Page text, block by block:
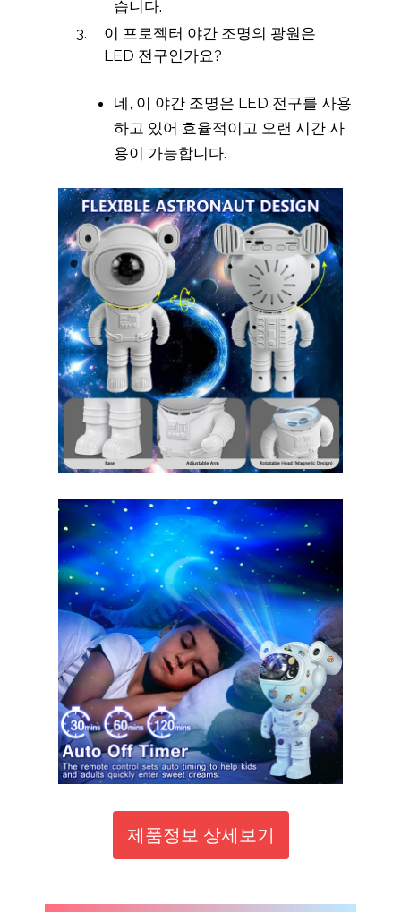
습니다.
이 프로젝터 야간 조명의 광원은
LED 전구인가요?
네, 이 야간 조명은 LED 전구를 사용
하고 있어 효율적이고 오랜 시간 사
용이 가능합니다.
제품정보 상세보기